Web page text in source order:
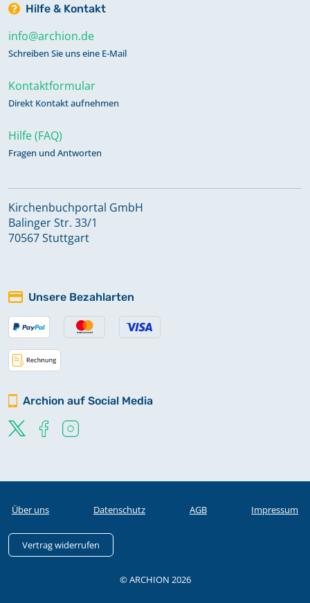
Hilfe & Kontakt
info@archion.de
Schreiben Sie uns eine E-Mail
Kontaktformular
Direkt Kontakt aufnehmen
Hilfe (FAQ)
Fragen und Antworten
Kirchenbuchportal GmbH
Balinger Str. 33/1
70567 Stuttgart
Unsere Bezahlarten
Archion auf Social Media
Über uns Datenschutz AGB Impressum
Vertrag widerrufen
© ARCHION 2026